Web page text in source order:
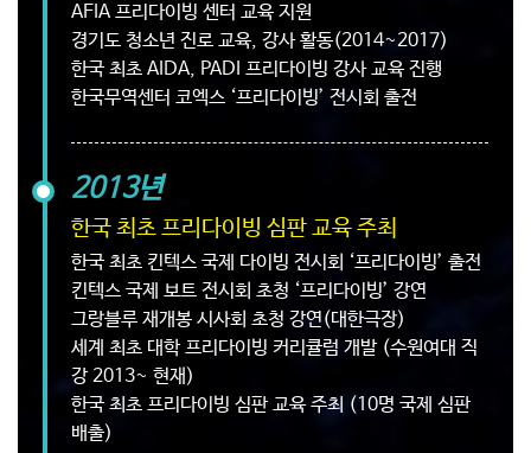
AFIA 프리다이빙 센터 교육 지원
경기도 청소년 진로 교육, 강사 활동(2014~2017)
한국 최초 AIDA, PADI 프리다이빙 강사 교육 진행
한국무역센터 코엑스 ‘프리다이빙’ 전시회 출전
2013년
한국 최초 프리다이빙 심판 교육 주최
한국 최초 킨텍스 국제 다이빙 전시회 ‘프리다이빙’ 출전
킨텍스 국제 보트 전시회 초청 ‘프리다이빙’ 강연
그랑블루 재개봉 시사회 초청 강연(대한극장)
세계 최초 대학 프리다이빙 커리큘럼 개발 (수원여대 직
강 2013~ 현재)
한국 최초 프리다이빙 심판 교육 주최 (10명 국제 심판
배출)